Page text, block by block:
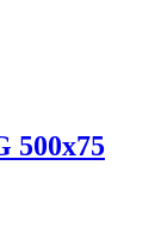
500х75